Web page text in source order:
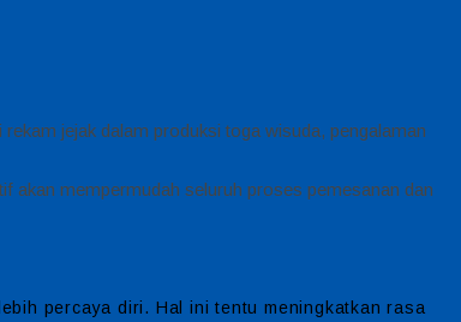
jejak dalam produksi toga wisuda, pengalaman
akan mempermudah seluruh proses pemesanan dan
percaya diri. Hal ini tentu meningkatkan rasa